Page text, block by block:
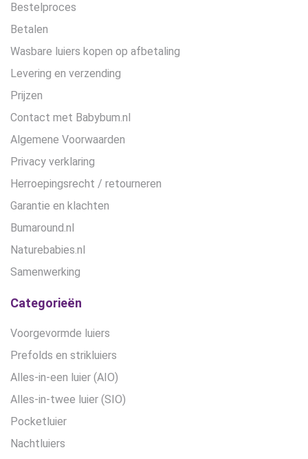
Bestelproces
Betalen
Wasbare luiers kopen op afbetaling
Levering en verzending
Prijzen
Contact met Babybum.nl
Algemene Voorwaarden
Privacy verklaring
Herroepingsrecht / retourneren
Garantie en klachten
Bumaround.nl
Naturebabies.nl
Samenwerking
Categorieën
Voorgevormde luiers
Prefolds en strikluiers
Alles-in-een luier (AIO)
Alles-in-twee luier (SIO)
Pocketluier
Nachtluiers